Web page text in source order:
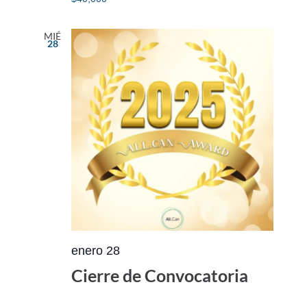
MIÉ
28
enero 28
Cierre de Convocatoria